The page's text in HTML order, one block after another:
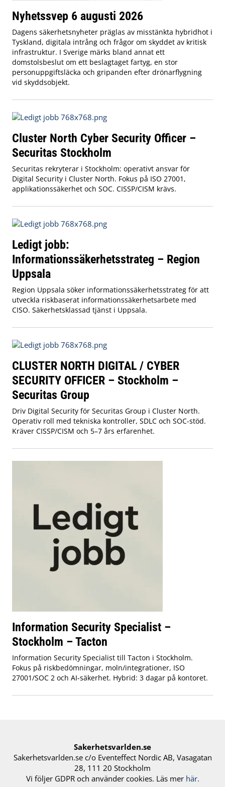
Nyhetssvep 6 augusti 2026
Dagens säkerhetsnyheter präglas av misstänkta hybridhot i
Tyskland, digitala intrång och frågor om skyddet av kritisk
infrastruktur. I Sverige märks bland annat ett
domstolsbeslut om ett beslagtaget fartyg, en stor
personuppgiftsläcka och gripanden efter drönarflygning
vid skyddsobjekt.
Cluster North Cyber Security Officer –
Securitas Stockholm
Securitas rekryterar i Stockholm: operativt ansvar för
Digital Security i Cluster North. Fokus på ISO 27001,
applikationssäkerhet och SOC. CISSP/CISM krävs.
Ledigt jobb:
Informationssäkerhetsstrateg – Region
Uppsala
Region Uppsala söker informationssäkerhetsstrateg för att
utveckla riskbaserat informationssäkerhetsarbete med
CISO. Säkerhetsklassad tjänst i Uppsala.
CLUSTER NORTH DIGITAL / CYBER
SECURITY OFFICER – Stockholm –
Securitas Group
Driv Digital Security för Securitas Group i Cluster North.
Operativ roll med tekniska kontroller, SDLC och SOC-stöd.
Kräver CISSP/CISM och 5–7 års erfarenhet.
Information Security Specialist –
Stockholm – Tacton
Information Security Specialist till Tacton i Stockholm.
Fokus på riskbedömningar, moln/integrationer, ISO
27001/SOC 2 och AI-säkerhet. Hybrid: 3 dagar på kontoret.
Sakerhetsvarlden.se
Sakerhetsvarlden.se c/o Eventeffect Nordic AB, Vasagatan
28, 111 20 Stockholm
Vi följer GDPR och använder cookies. Läs mer här.